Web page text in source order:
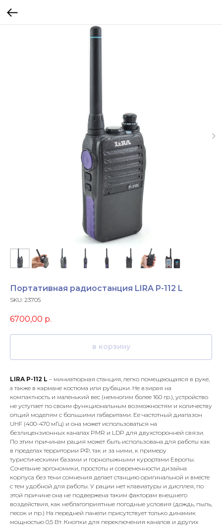
Портативная радиостанция LIRA P-112 L
SKU: 23705
6700,00 р.
в корзину
LIRA P-112 L – миниатюрная станция, легко помещающаяся в руке,
а также в кармане костюма или рубашки. Не взирая на
компактность и маленький вес (немногим более 160 гр.), устройство
не уступает по своим функциональным возможностям и количеству
опций моделям с большими габаритами. Ее частотный диапазон
UHF (400-470 мГц) и она может использоваться на
безлицензионных каналах PMR и LDP для двухсторонней связи.
По этим причинам рация может быть использована для работы как
в пределах территории РФ, так и за ними, к примеру
туристическими базами и горнолыжными курортами Европы.
Сочетание эргономики, простоты и современности дизайна
корпуса без тени сомнения делает станцию оригинальной и вместе
с тем удобной для работы. У рации нет клавиатуры и дисплея, по
этой причине она не подвержена таким факторам внешнего
воздействия, как неблагоприятные погодные условия (дождь, пыль,
песок и пр.) На передней панели присутствует только динамик
мощностью 0,5 Вт. Кнопки для переключения каналов и других